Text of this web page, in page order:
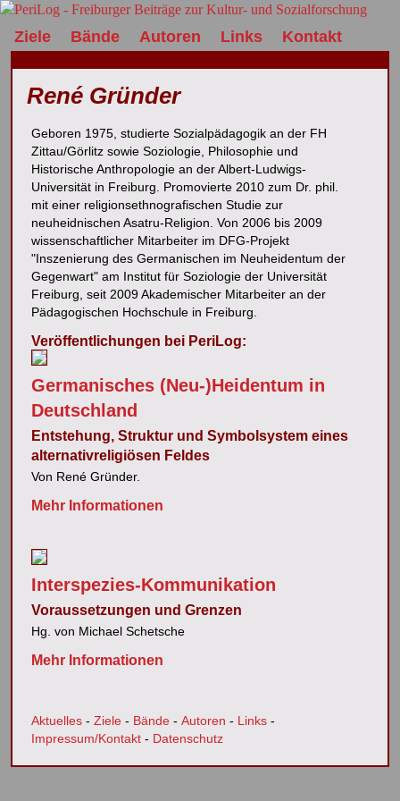
Ziele Bände Autoren Links Kontakt
René Gründer
Geboren 1975, studierte Sozialpädagogik an der FH
Zittau/Görlitz sowie Soziologie, Philosophie und
Historische Anthropologie an der Albert-Ludwigs-
Universität in Freiburg. Promovierte 2010 zum Dr. phil.
mit einer religionsethnografischen Studie zur
neuheidnischen Asatru-Religion. Von 2006 bis 2009
wissenschaftlicher Mitarbeiter im DFG-Projekt
"Inszenierung des Germanischen im Neuheidentum der
Gegenwart" am Institut für Soziologie der Universität
Freiburg, seit 2009 Akademischer Mitarbeiter an der
Pädagogischen Hochschule in Freiburg.
Veröffentlichungen bei PeriLog:
Germanisches (Neu-)Heidentum in
Deutschland
Entstehung, Struktur und Symbol­system eines
alternativ­religiösen Feldes
Von René Gründer.
Mehr Informationen
Interspezies-Kommuni­kation
Voraus­setzun­gen und Grenzen
Hg. von Michael Schetsche
Mehr Informationen
Aktuelles- Ziele- Bände- Autoren - Links-
Impressum/Kontakt- Datenschutz